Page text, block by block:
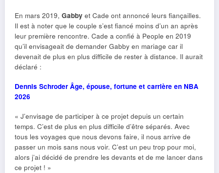
En mars 2019, Gabby et Cade ont annoncé leurs fiançailles.
Il est à noter que le couple s’est fiancé moins d’un an après
leur première rencontre. Cade a confié à People en 2019
qu’il envisageait de demander Gabby en mariage car il
devenait de plus en plus difficile de rester à distance. Il aurait
déclaré :
Dennis Schroder Âge, épouse, fortune et carrière en NBA
2026
« J’envisage de participer à ce projet depuis un certain
temps. C’est de plus en plus difficile d’être séparés. Avec
tous les voyages que nous devons faire, il nous arrive de
passer un mois sans nous voir. C’est un peu trop pour moi,
alors j’ai décidé de prendre les devants et de me lancer dans
ce projet ! »